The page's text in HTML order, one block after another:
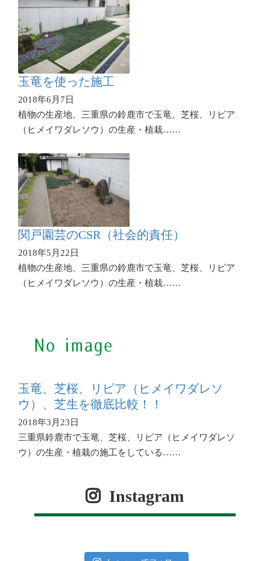
玉竜を使った施工
2018年6月7日
植物の生産地、三重県の鈴鹿市で玉竜、芝桜、リピア
（ヒメイワダレソウ）の生産・植栽……
関戸園芸のCSR（社会的責任）
2018年5月22日
植物の生産地、三重県の鈴鹿市で玉竜、芝桜、リピア
（ヒメイワダレソウ）の生産・植栽……
玉竜、芝桜、リピア（ヒメイワダレソ
ウ）、芝生を徹底比較！！
2018年3月23日
三重県鈴鹿市で玉竜、芝桜、リピア（ヒメイワダレソ
ウ）の生産・植栽の施工をしている……
Instagram